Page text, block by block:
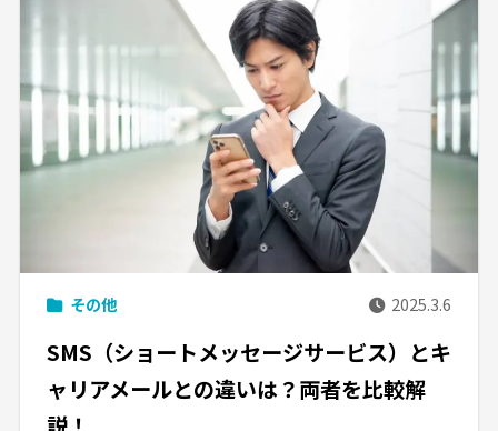
その他 2025.3.6
SMS（ショートメッセージサービス）とキ
ャリアメールとの違いは？両者を比較解